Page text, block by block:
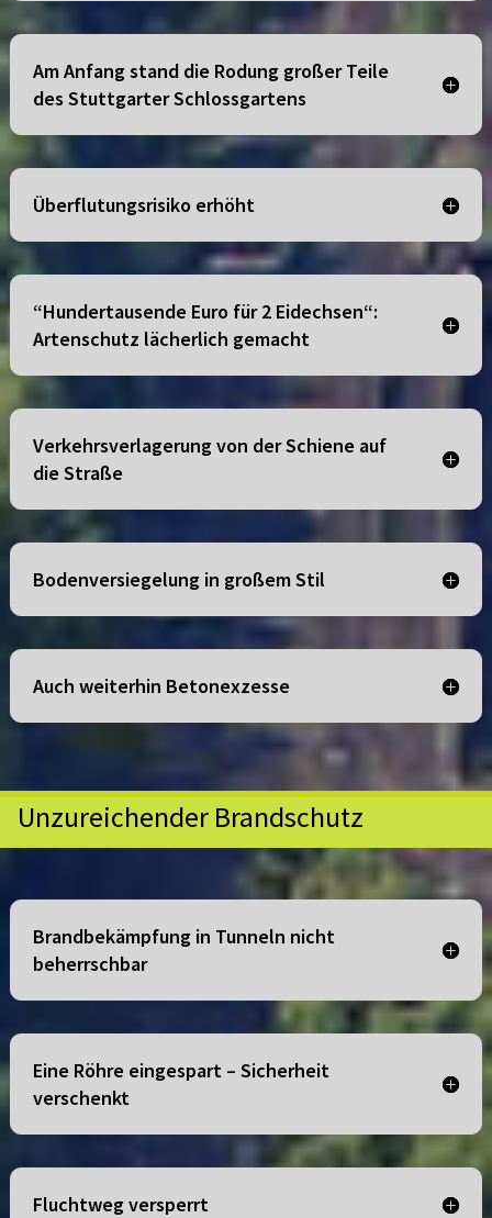
Am Anfang stand die Rodung großer Teile
des Stuttgarter Schlossgartens
Überflutungsrisiko erhöht
“Hundertausende Euro für 2 Eidechsen“:
Artenschutz lächerlich gemacht
Verkehrsverlagerung von der Schiene auf
die Straße
Bodenversiegelung in großem Stil
Auch weiterhin Betonexzesse
Unzureichender Brandschutz
Brandbekämpfung in Tunneln nicht
beherrschbar
Eine Röhre eingespart – Sicherheit
verschenkt
Fluchtweg versperrt